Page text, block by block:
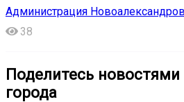
Администрация
38
Поделитесь
города